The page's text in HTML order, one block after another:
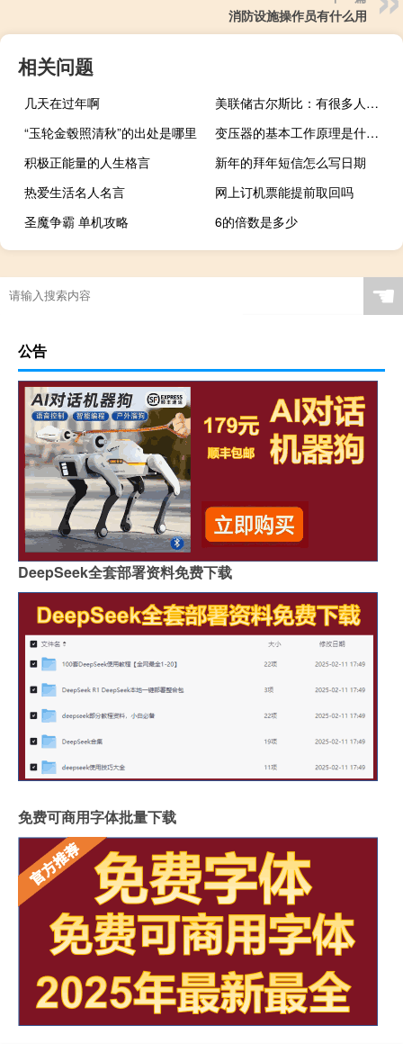
消防设施操作员有什么用
相关问题
几天在过年啊
美联储古尔斯比：有很多人重新进入就业市场
“玉轮金毂照清秋”的出处是哪里
变压器的基本工作原理是什么?变压器的主要作用是什么?
积极正能量的人生格言
新年的拜年短信怎么写日期
热爱生活名人名言
网上订机票能提前取回吗
圣魔争霸 单机攻略
6的倍数是多少
☚
公告
DeepSeek全套部署资料免费下载
免费可商用字体批量下载